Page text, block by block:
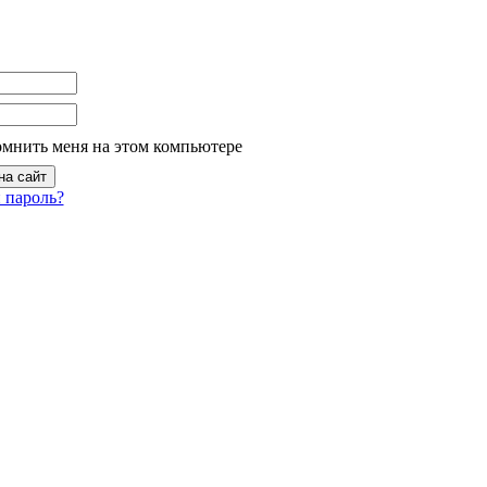
меня на этом компьютере